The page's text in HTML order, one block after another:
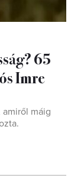
65
Imre
amiről máig